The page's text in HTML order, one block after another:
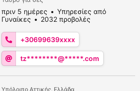
πριν 5 ημέρες
Υπηρεσίες από
Γυναίκες
2032 προβολές
+30699639xxxx
tz********@*****.com
Υπόλοιπο Αττικής, Ελλάδα